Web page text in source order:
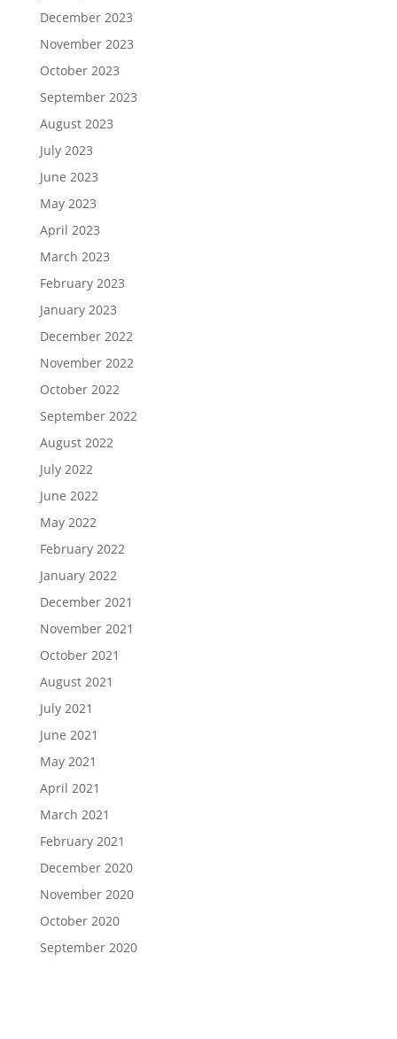
December 2023
November 2023
October 2023
September 2023
August 2023
July 2023
June 2023
May 2023
April 2023
March 2023
February 2023
January 2023
December 2022
November 2022
October 2022
September 2022
August 2022
July 2022
June 2022
May 2022
February 2022
January 2022
December 2021
November 2021
October 2021
August 2021
July 2021
June 2021
May 2021
April 2021
March 2021
February 2021
December 2020
November 2020
October 2020
September 2020